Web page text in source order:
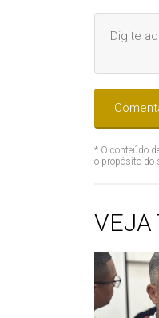
* O conteúdo
o propósito do
VEJA